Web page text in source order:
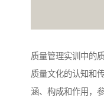
质量管理实训中的
质量文化的认知和
涵、构成和作用，